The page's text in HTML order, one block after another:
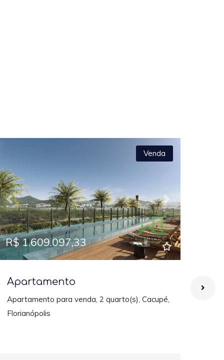
Previous Next
Venda
R$ 1.609.097,33
Apartamento
Apartamento para venda, 2 quarto(s), Cacupé,
Florianópolis